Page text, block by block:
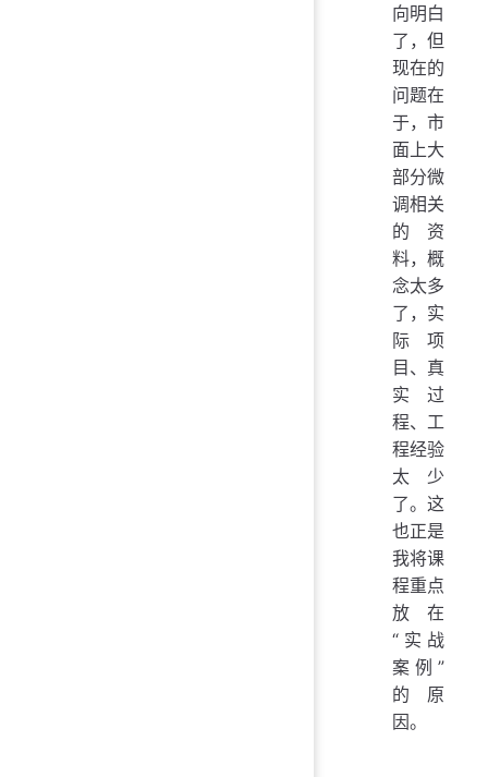
向明白
了，但
现在的
问题在
于，市
面上大
部分微
调相关
的资
料，概
念太多
了，实
际项
目、真
实过
程、工
程经验
太少
了。这
也正是
我将课
程重点
放在
“实战
案例”
的原
因。